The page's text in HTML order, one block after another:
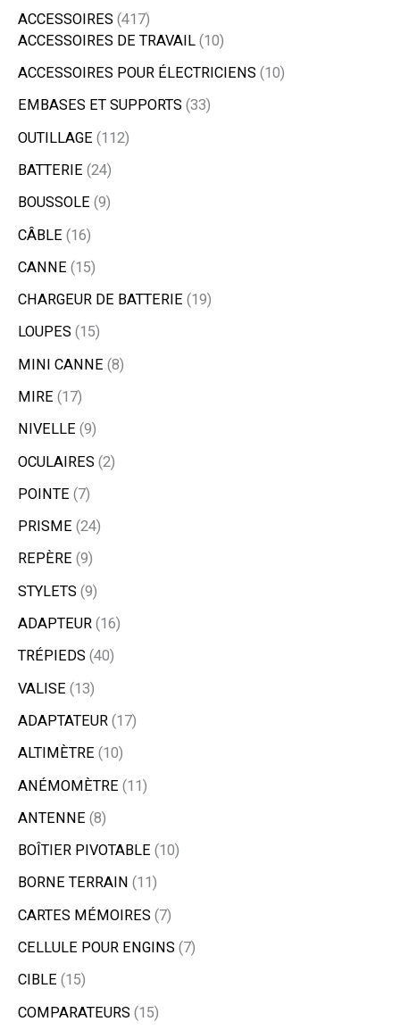
ACCESSOIRES 417
ACCESSOIRES DE TRAVAIL 10
ACCESSOIRES POUR ÉLECTRICIENS 10
EMBASES ET SUPPORTS 33
OUTILLAGE 112
BATTERIE 24
BOUSSOLE 9
CÂBLE 16
CANNE 15
CHARGEUR DE BATTERIE 19
LOUPES 15
MINI CANNE 8
MIRE 17
NIVELLE 9
OCULAIRES 2
POINTE 7
PRISME 24
REPÈRE 9
STYLETS 9
ADAPTEUR 16
TRÉPIEDS 40
VALISE 13
ADAPTATEUR 17
ALTIMÈTRE 10
ANÉMOMÈTRE 11
ANTENNE 8
BOÎTIER PIVOTABLE 10
BORNE TERRAIN
11
CARTES MÉMOIRES 7
CELLULE POUR ENGINS 7
CIBLE 15
COMPARATEURS 15